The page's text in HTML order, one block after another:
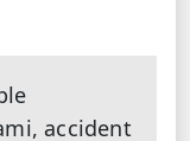
accident